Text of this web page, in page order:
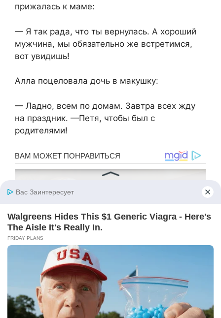
прижалась к маме:
— Я так рада, что ты вернулась. А хороший
мужчина, мы обязательно же встретимся,
вот увидишь!
Алла поцеловала дочь в макушку:
— Ладно, всем по домам. Завтра всех жду
на праздник. —Петя, чтобы был с
родителями!